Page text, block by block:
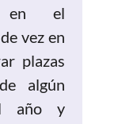
en el
vez en
plazas
algún
año y